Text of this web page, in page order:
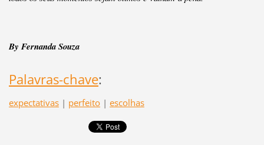
By Fernanda Souza
Palavras-chave:
expectativas | perfeito | escolhas